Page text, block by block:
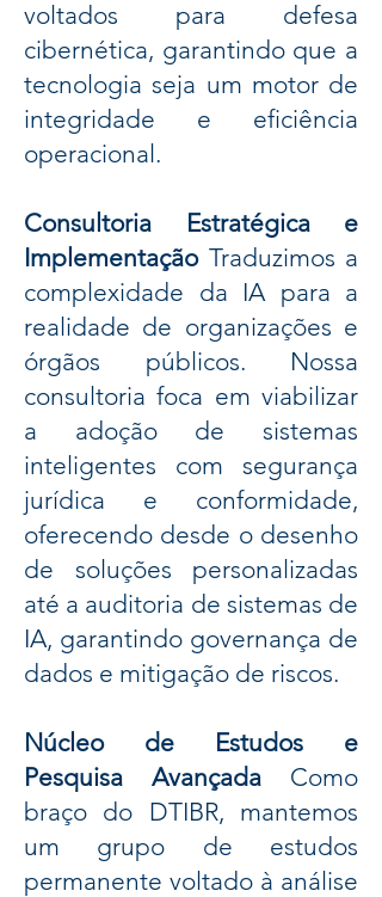
voltados para defesa
cibernética, garantindo que a
tecnologia seja um motor de
integridade e eficiência
operacional.
Consultoria Estratégica e
ImplementaçãoTraduzimos a
complexidade da IA para a
realidade de organizações e
órgãos públicos. Nossa
consultoria foca em viabilizar
a adoção de sistemas
inteligentes com segurança
jurídica e conformidade,
oferecendo desde o desenho
de soluções personalizadas
até a auditoria de sistemas de
IA, garantindo governança de
dados e mitigação de riscos.
Núcleo de Estudos e
Pesquisa Avançada Como
braço do DTIBR, mantemos
um grupo de estudos
permanente voltado à análise